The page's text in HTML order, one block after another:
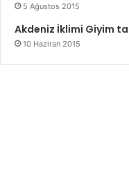
5 Ağustos 2015
Akdeniz İklimi Giyim
10 Haziran 2015